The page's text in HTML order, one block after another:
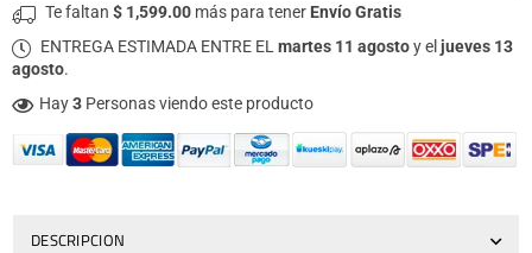
Te faltan $ 1,599.00 más para tener Envío Gratis
ENTREGA ESTIMADA ENTRE EL martes 11 agostoy el jueves 13
agosto.
Hay3 Personas viendo este producto
DESCRIPCION